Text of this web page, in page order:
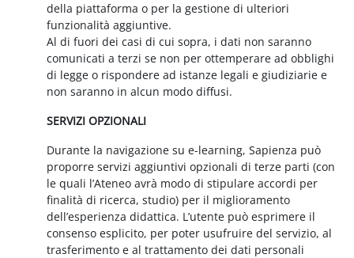
della piattaforma o per la gestione di ulteriori
funzionalità aggiuntive.
Al di fuori dei casi di cui sopra, i dati non saranno
comunicati a terzi se non per ottemperare ad obblighi
di legge o rispondere ad istanze legali e giudiziarie e
non saranno in alcun modo diffusi.
SERVIZI OPZIONALI
Durante la navigazione su e-learning, Sapienza può
proporre servizi aggiuntivi opzionali di terze parti (con
le quali l’Ateneo avrà modo di stipulare accordi per
finalità di ricerca, studio) per il miglioramento
dell’esperienza didattica. L’utente può esprimere il
consenso esplicito, per poter usufruire del servizio, al
trasferimento e al trattamento dei dati personali